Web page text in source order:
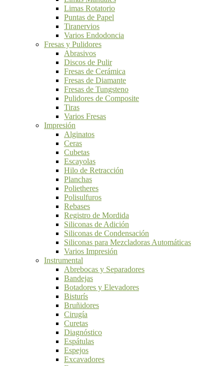
Limas Rotatorio
Puntas de Papel
Tiranervios
Varios Endodoncia
Fresas y Pulidores
Abrasivos
Discos de Pulir
Fresas de Cerámica
Fresas de Diamante
Fresas de Tungsteno
Pulidores de Composite
Tiras
Varios Fresas
Impresión
Alginatos
Ceras
Cubetas
Escayolas
Hilo de Retracción
Planchas
Polietheres
Polisulfuros
Rebases
Registro de Mordida
Siliconas de Adición
Siliconas de Condensación
Siliconas para Mezcladoras Automáticas
Varios Impresión
Instrumental
Abrebocas y Separadores
Bandejas
Botadores y Elevadores
Bisturís
Bruñidores
Cirugía
Curetas
Diagnóstico
Espátulas
Espejos
Excavadores